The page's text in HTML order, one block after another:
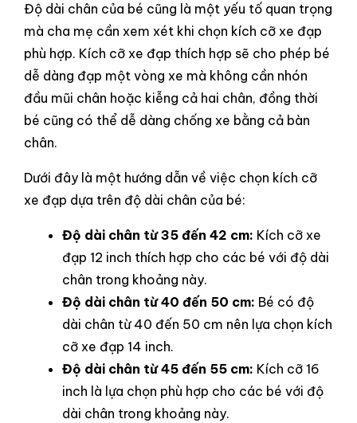
Độ dài chân của bé cũng là một yếu tố quan trọng
mà cha mẹ cần xem xét khi chọn kích cỡ xe đạp
phù hợp. Kích cỡ xe đạp thích hợp sẽ cho phép bé
dễ dàng đạp một vòng xe mà không cần nhón
đầu mũi chân hoặc kiễng cả hai chân, đồng thời
bé cũng có thể dễ dàng chống xe bằng cả bàn
chân.
Dưới đây là một hướng dẫn về việc chọn kích cỡ
xe đạp dựa trên độ dài chân của bé:
Độ dài chân từ 35 đến 42 cm: Kích cỡ xe
đạp 12 inch thích hợp cho các bé với độ dài
chân trong khoảng này.
Độ dài chân từ 40 đến 50 cm: Bé có độ
dài chân từ 40 đến 50 cm nên lựa chọn kích
cỡ xe đạp 14 inch.
Độ dài chân từ 45 đến 55 cm: Kích cỡ 16
inch là lựa chọn phù hợp cho các bé với độ
dài chân trong khoảng này.